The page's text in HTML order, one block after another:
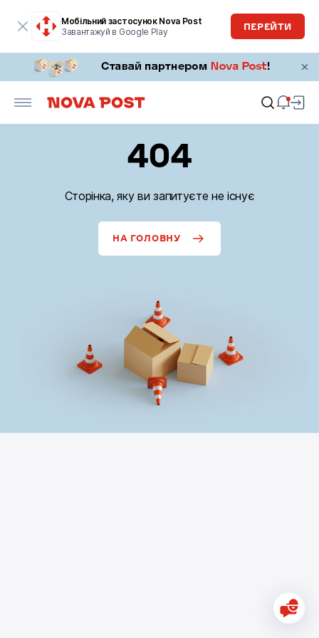
Мобільний застосунок Nova Post
Завантажуй в Google Play
ПЕРЕЙТИ
404
Сторінка, яку ви запитуєте не існує
НА ГОЛОВНУ